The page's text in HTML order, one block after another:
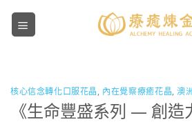
Skip
核心信念轉化口服花晶 內在覺察療癒花晶 ,澳
《生命豐盛系列 — 創造